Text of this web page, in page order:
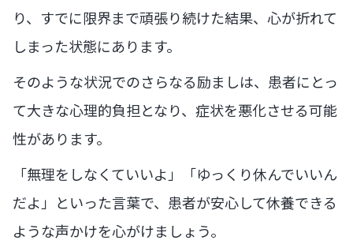
り、すでに限界まで頑張り続けた結果、心が折れて
しまった状態にあります。
そのような状況でのさらなる励ましは、患者にとっ
て大きな心理的負担となり、症状を悪化させる可能
性があります。
「無理をしなくていいよ」「ゆっくり休んでいいん
だよ」といった言葉で、患者が安心して休養できる
ような声かけを心がけましょう。